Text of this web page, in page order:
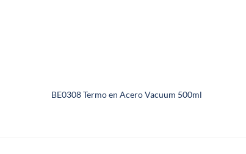
BE0308 Termo en Acero Vacuum 500ml